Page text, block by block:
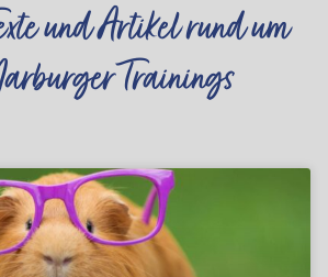
und Artikel rund um
Trainings